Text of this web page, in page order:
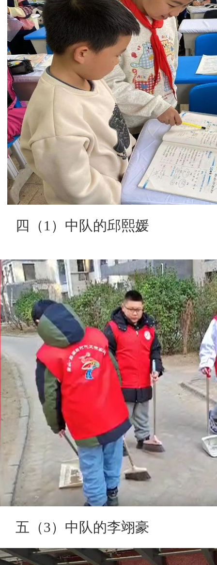
四（1）中队的邱熙媛
五（3）中队的李翊豪